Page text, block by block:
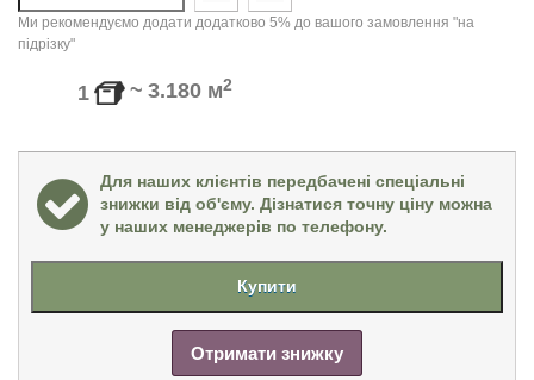
Ми рекомендуємо додати додатково 5% до вашого замовлення "на
підрізку"
1 ~ 3.180 м2
Для наших клієнтів передбачені спеціальні
знижки від об'єму. Дізнатися точну ціну можна
у наших менеджерів по телефону.
Купити
Отримати знижку